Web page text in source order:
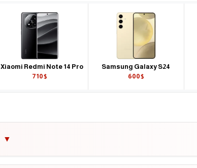
Samsung Galaxy S24
600$
Xiaomi Redmi Note 14 Pro+
710$